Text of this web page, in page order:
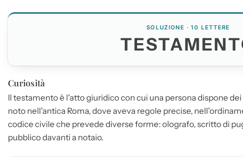
SOLUZIONE · 10 LETTERE
Curiosità
Il testamentoè l'atto giuridico con cui una persona dispone
noto nell'antica Roma, dove aveva regole precise,
codice civile che prevede diverse forme: olografo, scritto di
pubblico davanti a notaio.